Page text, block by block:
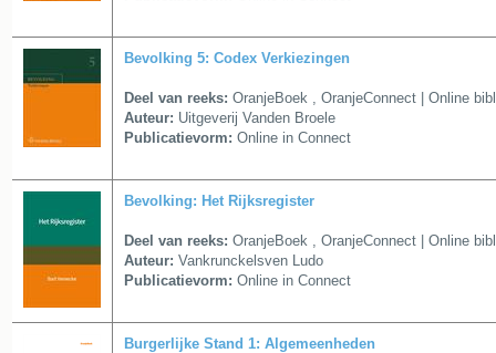
Bevolking 5: Codex Verkiezingen
Deel van reeks: OranjeBoek , OranjeConnect | Online
Auteur: Uitgeverij Vanden Broele
Publicatievorm: Online in Connect
Bevolking: Het Rijksregister
Deel van reeks: OranjeBoek , OranjeConnect | Online
Auteur: Vankrunckelsven Ludo
Publicatievorm: Online in Connect
Burgerlijke Stand 1: Algemeenheden